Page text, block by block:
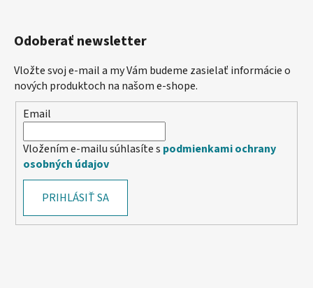
Odoberať newsletter
Vložte svoj e-mail a my Vám budeme zasielať informácie o
nových produktoch na našom e-shope.
Email
Vložením e-mailu súhlasíte s podmienkami ochrany
osobných údajov
PRIHLÁSIŤ SA